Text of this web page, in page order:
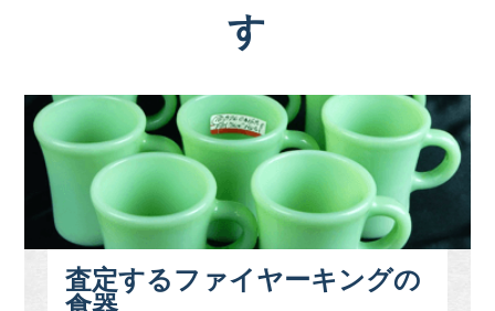
す
査定するファイヤーキングの